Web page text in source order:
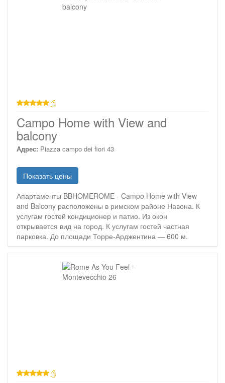
Campo Home with View and
balcony
Адрес: Piazza campo dei fiori 43
Показать цены
Апартаменты BBHOMEROME - Campo Home with View
and Balcony расположены в римском районе Навона. К
услугам гостей кондиционер и патио. Из окон
открывается вид на город. К услугам гостей частная
парковка. До площади Торре-Арджентина — 600 м.